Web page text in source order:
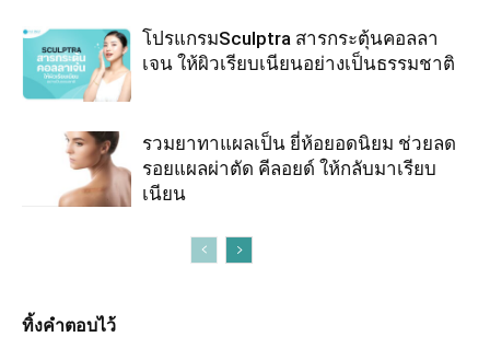
โปรแกรมSculptra สารกระตุ้นคอลลา
เจน ให้ผิวเรียบเนียนอย่างเป็นธรรมชาติ
รวมยาทาแผลเป็น ยี่ห้อยอดนิยม ช่วยลด
รอยแผลผ่าตัด คีลอยด์ ให้กลับมาเรียบ
เนียน
ทิ้งคำตอบไว้